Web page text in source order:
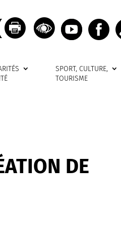
SPORT, CULTURE,
TOURISME
DE